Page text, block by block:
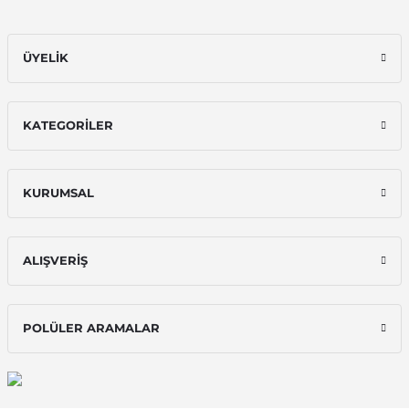
ÜYELİK
KATEGORİLER
KURUMSAL
ALIŞVERİŞ
POLÜLER ARAMALAR